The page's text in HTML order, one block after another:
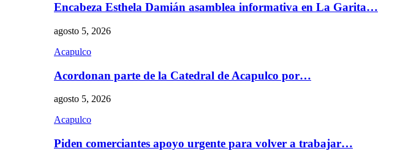
Encabeza Esthela Damián asamblea informativa en La Garita…
agosto 5, 2026
Acapulco
Acordonan parte de la Catedral de Acapulco por…
agosto 5, 2026
Acapulco
Piden comerciantes apoyo urgente para volver a trabajar…